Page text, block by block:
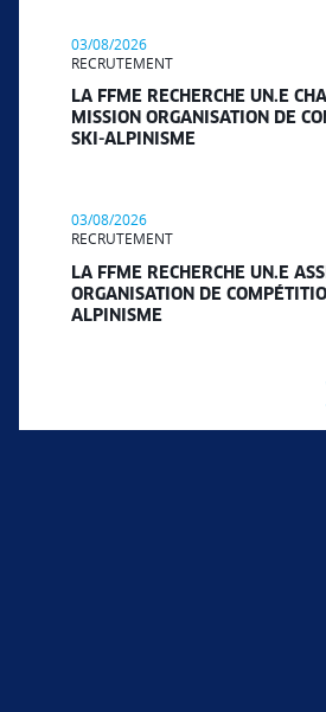
03/08/2026
RECRUTEMENT
LA FFME RECHERCHE UN.E
MISSION ORGANISATION DE
SKI-ALPINISME
03/08/2026
RECRUTEMENT
LA FFME RECHERCHE UN.E
ORGANISATION DE
ALPINISME